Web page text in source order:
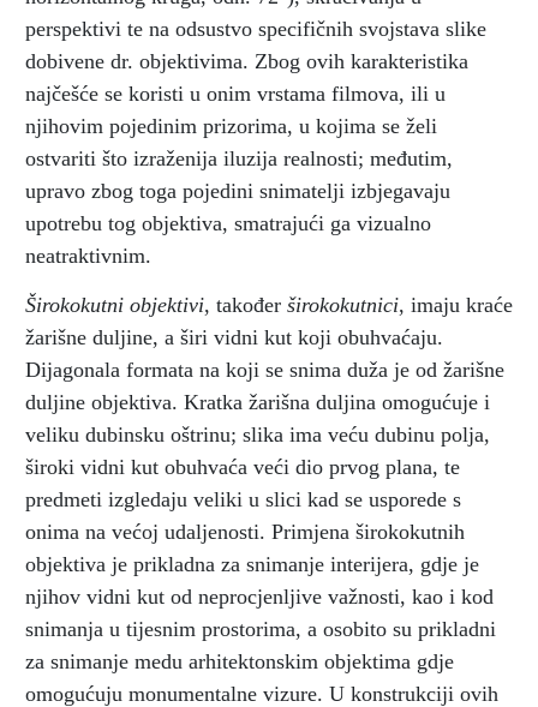
perspektivi te na odsustvo specifičnih svojstava slike
dobivene dr. objektivima. Zbog ovih karakteristika
najčešće se koristi u onim vrstama filmova, ili u
njihovim pojedinim prizorima, u kojima se želi
ostvariti što izraženija iluzija realnosti; međutim,
upravo zbog toga pojedini snimatelji izbjegavaju
upotrebu tog objektiva, smatrajući ga vizualno
neatraktivnim.
Širokokutni objektivi, također širokokutnici, imaju kraće
žarišne duljine, a širi vidni kut koji obuhvaćaju.
Dijagonala formata na koji se snima duža je od žarišne
duljine objektiva. Kratka žarišna duljina omogućuje i
veliku dubinsku oštrinu; slika ima veću dubinu polja,
široki vidni kut obuhvaća veći dio prvog plana, te
predmeti izgledaju veliki u slici kad se usporede s
onima na većoj udaljenosti. Primjena širokokutnih
objektiva je prikladna za snimanje interijera, gdje je
njihov vidni kut od neprocjenljive važnosti, kao i kod
snimanja u tijesnim prostorima, a osobito su prikladni
za snimanje medu arhitektonskim objektima gdje
omogućuju monumentalne vizure. U konstrukciji ovih